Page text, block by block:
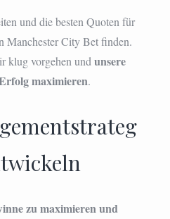
und die besten Quoten für
Manchester City Bet finden.
klug vorgehen und unsere
maximieren.
zu maximieren und